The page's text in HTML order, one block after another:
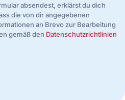
absendest, erklärst du dich
die von dir angegebenen
an Brevo zur Bearbeitung
gemäß den Datenschutzrichtlinien